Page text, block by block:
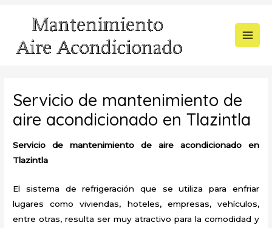
contenido
Servicio de mantenimiento de
aire acondicionado en Tlazintla
Servicio de mantenimiento de aire acondicionado en
Tlazintla
El sistema de refrigeración que se utiliza para enfriar
lugares como viviendas, hoteles, empresas, vehículos,
entre otras, resulta ser muy atractivo para la comodidad y